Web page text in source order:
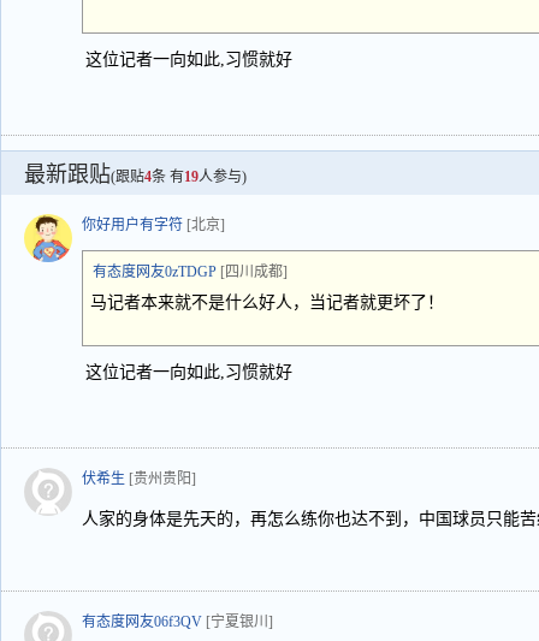
这位记者一向如此,习惯就好
最新跟贴(跟贴4条 有19人参与)
你好用户有字符 [北京]
有态度网友0zTDGP [四川成都]
马记者本来就不是什么好人，当记者就更坏了！
这位记者一向如此,习惯就好
伏希生 [贵州贵阳]
人家的身体是先天的，再怎么练你也达不到，中国球员只能
有态度网友06f3QV [宁夏银川]